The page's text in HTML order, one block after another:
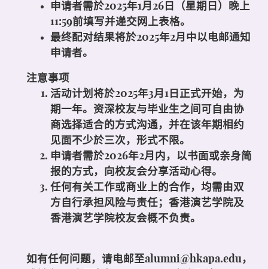
申请者需於2025年1月26日（星期日）晚上
11:59前填写并递交网上表格。
最终配对结果将於2025年2月中以电邮通知
申请者。
注意事项
活动计划将於2025年3月1日正式开始，为
期一年。资深校友与毕业生之间可自由协
商选择适合的方式沟通，并在该年期相约
见面不少於三次，形式不限。
申请者需於2026年2月内，以书面或亲身简
报的方式，向校友会分享活动心得。
任何有关工作或商业上的合作，均需由双
方自行承担风险与责任；香港演艺学院及
香港演艺学院校友会概不负责。
如有任何问题，请电邮至alumni@hkapa.edu，